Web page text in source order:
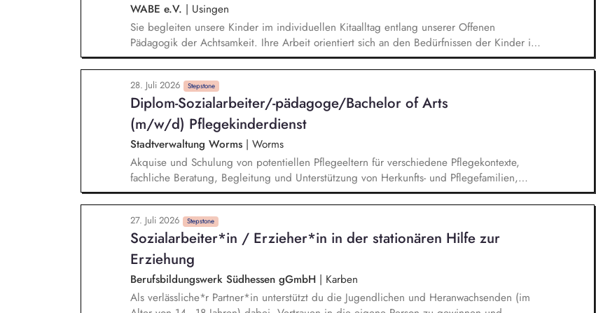
WABE e.V. | Usingen
Sie begleiten unsere Kinder im individuellen Kitaalltag entlang unserer Offenen
Pädagogik der Achtsamkeit. Ihre Arbeit orientiert sich an den Bedürfnissen der Kinder im
Rahmen unserer aktuellen Betreuungszeiten (07:00 - 17:00 Uhr). Sie fördern die
Persönlichkeitsentfaltung der Kinder durch Angebote in spezialisierten Funktionsräumen
und gewährleisten so eine hohe Partizipation. Sie sind als Schwerpunktpädagoge Experte
in einem Bildungsschwerpunkt oder entwickeln diesen und begeistern die Kinder mit
Ihrem Thema.
28. Juli 2026 Stepstone
Diplom-Sozialarbeiter/-pädagoge/Bachelor of Arts
(m/w/d) Pflegekinderdienst
Stadtverwaltung Worms | Worms
Akquise und Schulung von potentiellen Pflegeeltern für verschiedene Pflegekontexte,
fachliche Beratung, Begleitung und Unterstützung von Herkunfts- und Pflegefamilien,
Vermittlung und Begleitung von Kindern in geeignete Pflegefamilien unter Einbezug des
individuellen Hilfebedarfs, Sicherstellung des Kindeswohls in Pflegefamilien gem. § 8a
SGB VIII, Einleitung und Durchführung von Schutzmaßnahmen von Kindern und
Jugendlichen, Durchführung von Inobhutnahmen zur Abwendung einer
Kindeswohlgefährdung.
27. Juli 2026 Stepstone
Sozialarbeiter*in / Erzieher*in in der stationären Hilfe zur
Erziehung
Berufsbildungswerk Südhessen gGmbH | Karben
Als verlässliche*r Partner*in unterstützt du die Jugendlichen und Heranwachsenden (im